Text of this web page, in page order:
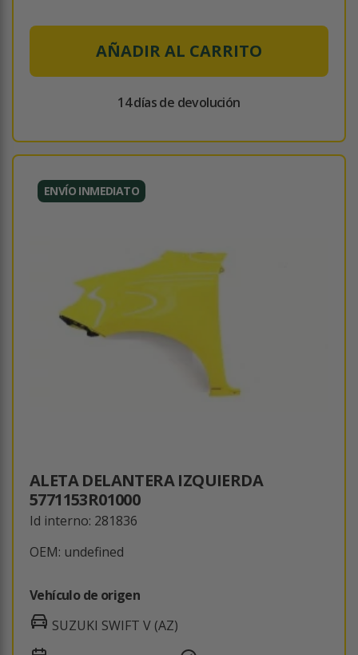
AÑADIR AL CARRITO
14 días de devolución
ENVÍO INMEDIATO
ALETA DELANTERA IZQUIERDA
5771153R01000
Id interno: 281836
OEM: undefined
Vehículo de origen
SUZUKI SWIFT V (AZ)